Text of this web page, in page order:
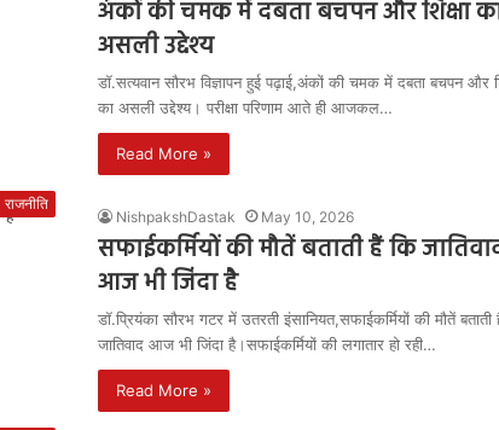
अंकों की चमक में दबता बचपन और शिक्षा
असली उद्देश्य
डॉ.सत्यवान सौरभ विज्ञापन हुई पढ़ाई,अंकों की चमक में दबता बचपन और
का असली उद्देश्य। परीक्षा परिणाम आते ही आजकल…
Read More »
राजनीति
NishpakshDastak May 10, 2026
सफाईकर्मियों की मौतें बताती हैं कि
आज भी जिंदा है
डॉ.प्रियंका सौरभ गटर में उतरती इंसानियत,सफाईकर्मियों की मौतें बताती
जातिवाद आज भी जिंदा है।सफाईकर्मियों की लगातार हो रही…
Read More »